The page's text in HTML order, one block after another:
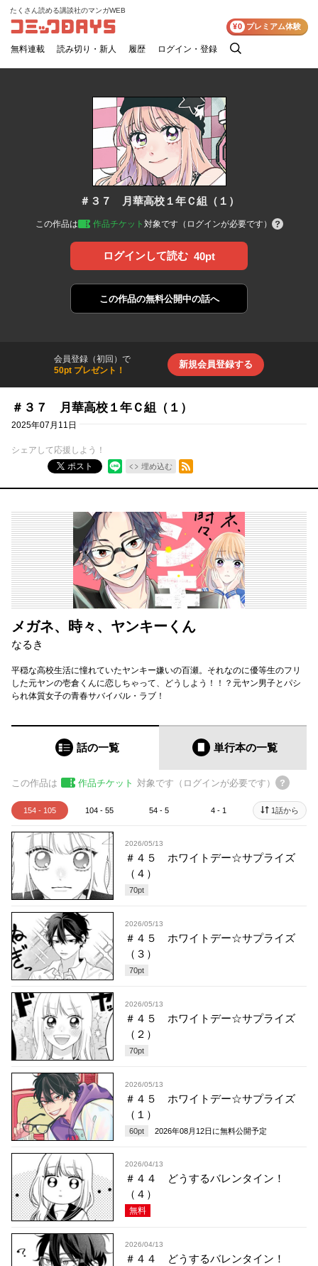
コミックDAYS
たくさん読める講談社のマンガWEB
無料連載 読み切り・新人 履歴 ログイン・登録
検
¥0 プレミアム体験
＃３７ 月華高校１年Ｃ組（１）
この作品は 作品チケット 対象です（ログインが必要です）
ログインして読む 40pt
この作品の無料公開中の話へ
会員登録（初回）で
50pt プレゼント！
新規会員登録する
＃３７ 月華高校１年Ｃ組（１）
2025年07月11日
シェアして応援しよう！
ポスト
埋め込む
RSSフィード
メガネ、時々、ヤンキーくん
なるき
平穏な高校生活に憧れていたヤンキー嫌いの百瀬。それなのに優等生のフリ
した元ヤンの壱倉くんに恋しちゃって、どうしよう！！？元ヤン男子とパシ
られ体質女子の青春サバイバル・ラブ！
話の一覧 単行本の一覧
この作品は 作品チケット 対象です（ログインが必要です）
154 - 105 104 - 55 54 - 5 4 - 1 1話から
2026/05/13
＃４５ ホワイトデー☆サプライズ
（４）
70pt
2026/05/13
＃４５ ホワイトデー☆サプライズ
（３）
70pt
2026/05/13
＃４５ ホワイトデー☆サプライズ
（２）
70pt
2026/05/13
＃４５ ホワイトデー☆サプライズ
（１）
60pt 2026年08月12日 に無料公開予定
2026/04/13
＃４４ どうするバレンタイン！
（４）
無料
2026/04/13
＃４４ どうするバレンタイン！